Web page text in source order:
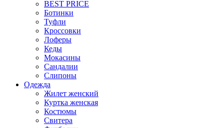
BEST PRICE
Ботинки
Туфли
Кроссовки
Лоферы
Кеды
Мокасины
Сандалии
Слипоны
Одежда
Жилет женский
Куртка женская
Костюмы
Свитера